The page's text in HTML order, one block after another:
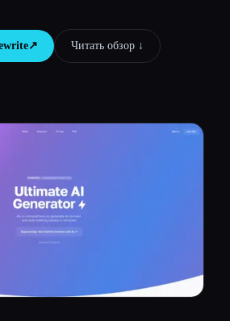
↗︎ Читать обзор ↓︎